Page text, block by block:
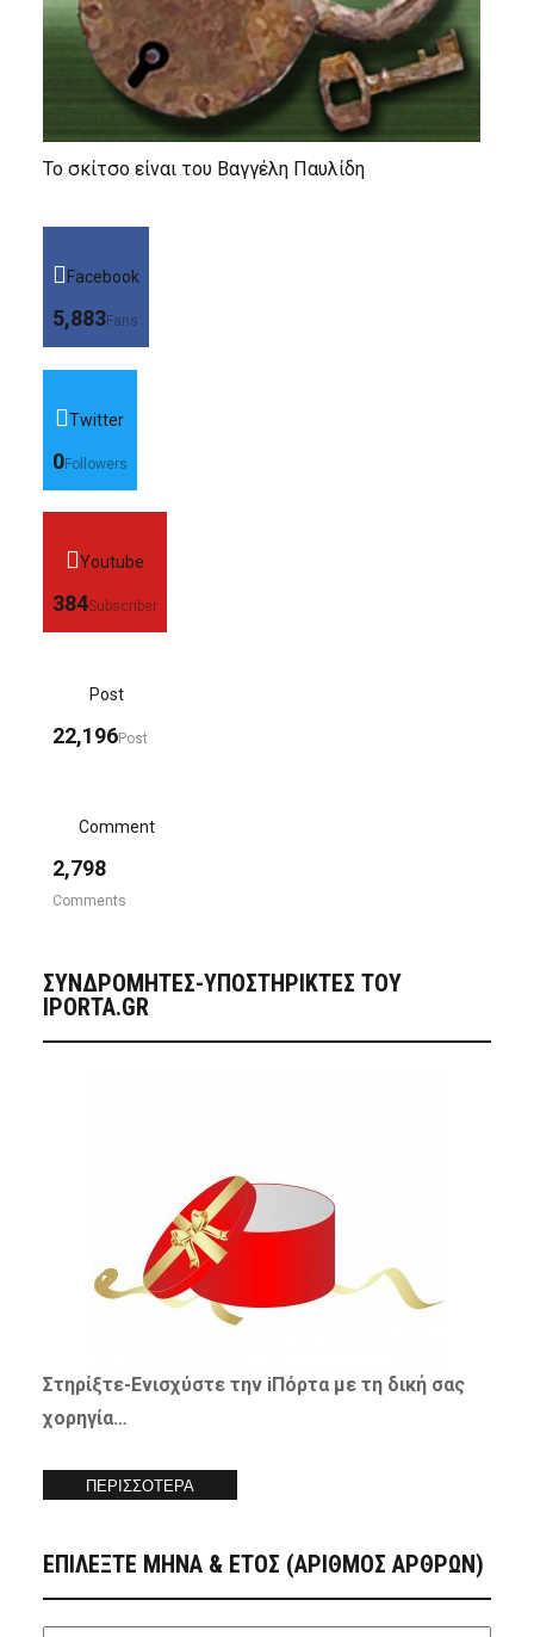
Το σκίτσο είναι του Βαγγέλη Παυλίδη
Facebook
5,883Fans
Twitter
0Followers
Youtube
384Subscriber
Post
22,196Post
Comment
2,798
Comments
ΣΥΝΔΡΟΜΗΤΈΣ-ΥΠΟΣΤΗΡΙΚΤΈΣ ΤΟΥ
IPORTA.GR
Στηρίξτε- Ενισχύστετην iΠόρτα με τη δική σας
χορηγία…
ΠΕΡΙΣΣΟΤΕΡΑ
ΕΠΙΛΕΞΤΕ ΜΗΝΑ & ΕΤΟΣ (ΑΡΙΘΜΟΣ ΑΡΘΡΩΝ)